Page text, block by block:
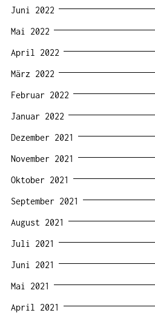
Juni 2022
Mai 2022
April 2022
März 2022
Februar 2022
Januar 2022
Dezember 2021
November 2021
Oktober 2021
September 2021
August 2021
Juli 2021
Juni 2021
Mai 2021
April 2021